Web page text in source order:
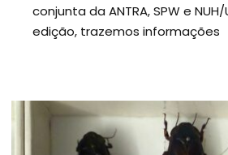
conjunta da ANTRA, SPW e NUH/
edição, trazemos informações